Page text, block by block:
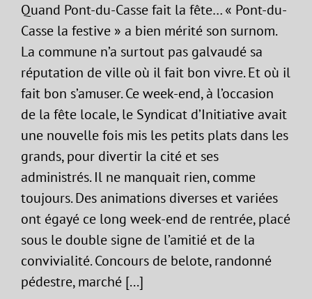
Quand Pont-du-Casse fait la fête… « Pont-du-
Casse la festive » a bien mérité son surnom.
La commune n’a surtout pas galvaudé sa
réputation de ville où il fait bon vivre. Et où il
fait bon s’amuser. Ce week-end, à l’occasion
de la fête locale, le Syndicat d’Initiative avait
une nouvelle fois mis les petits plats dans les
grands, pour divertir la cité et ses
administrés. Il ne manquait rien, comme
toujours. Des animations diverses et variées
ont égayé ce long week-end de rentrée, placé
sous le double signe de l’amitié et de la
convivialité. Concours de belote, randonné
pédestre, marché [...]